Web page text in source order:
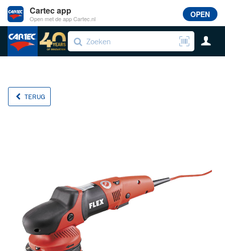
TERUG
Cartec app
Open met de app Cartec.nl OPEN